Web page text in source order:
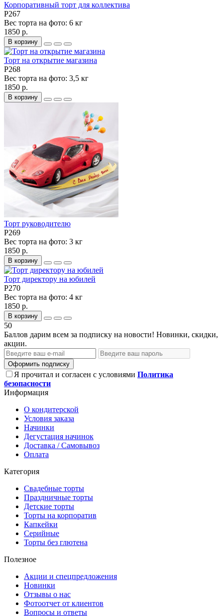
Корпоративный торт для коллектива
P267
Вес торта на фото: 6 кг
1850 р.
В корзину
Торт на открытие магазина
P268
Вес торта на фото: 3,5 кг
1850 р.
В корзину
Торт руководителю
P269
Вес торта на фото: 3 кг
1850 р.
В корзину
Торт директору на юбилей
P270
Вес торта на фото: 4 кг
1850 р.
В корзину
50
Баллов дарим всем за подписку на новости! Новинки, скидки,
акции.
Оформить подписку
Я прочитал и согласен с условиями Политика
безопасности
Информация
О кондитерской
Условия заказа
Начинки
Дегустация начинок
Доставка / Самовывоз
Оплата
Категория
Свадебные торты
Праздничные торты
Детские торты
Торты на корпоратив
Капкейки
Серийные
Торты без глютена
Полезное
Акции и спецпредложения
Новинки
Отзывы о нас
Фотоотчет от клиентов
Вопросы и ответы